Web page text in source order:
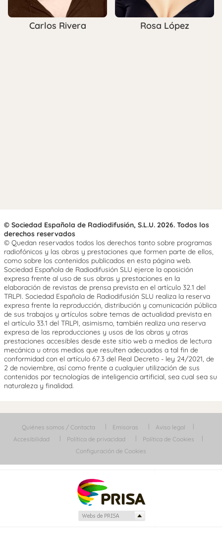
Carlos Rivera Rosa López
© Sociedad Española de Radiodifusión, S.L.U. 2026. Todos los
derechos reservados
© Quedan reservados todos los derechos tanto sobre programas
radiofónicos y las obras y prestaciones que formen parte de ellos,
como sobre los contenidos publicados en esta página web.
Sociedad Española de Radiodifusión SLU ejerce la oposición
expresa frente al uso de sus obras y prestaciones en la
elaboración de revistas de prensa prevista en el artículo 32.1 del
TRLPI. Sociedad Española de Radiodifusión SLU realiza la reserva
expresa frente la reproducción, distribución y comunicación pública
de sus trabajos y artículos sobre temas de actualidad prevista en
el artículo 33.1 del TRLPI, asimismo, también realiza una reserva
expresa de las reproducciones y usos de las obras y otras
prestaciones accesibles desde este sitio web a medios de lectura
mecánica u otros medios que resulten adecuados a tal fin de
conformidad con el artículo 67.3 del Real Decreto - ley 24/2021, de
2 de noviembre, así como frente a cualquier utilización de sus
contenidos por tecnologías de inteligencia artificial, sea cual sea su
naturaleza y finalidad.
Quiénes somos / Contacta Emisoras
Aviso legal
Accesibilidad
Política de privacidad
Política de Cookies
Configuración de Cookies